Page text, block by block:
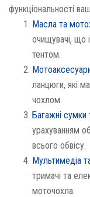
функціональності
Масла та
очищувачі, що
тентом.
ланцюги, які
чохлом.
Багажні сумки
урахуванням
всього обвісу.
Мультимедіа
тримачі та
моточохла.